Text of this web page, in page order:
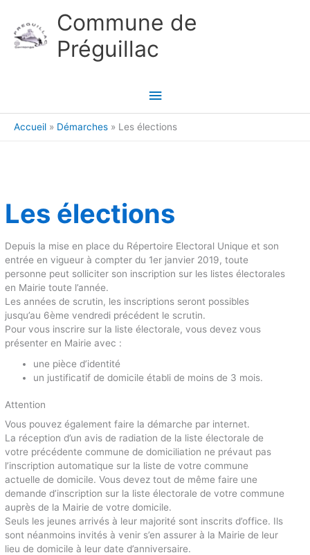
Commune de
Préguillac
Menu
principal
Accueil Démarches Les élections
Les élections
Depuis la mise en place du Répertoire Electoral Unique et son
entrée en vigueur à compter du 1er janvier 2019, toute
personne peut solliciter son inscription sur les listes électorales
en Mairie toute l’année.
Les années de scrutin, les inscriptions seront possibles
jusqu’au 6ème vendredi précédent le scrutin.
Pour vous inscrire sur la liste électorale, vous devez vous
présenter en Mairie avec :
une pièce d’identité
un justificatif de domicile établi de moins de 3 mois.
Attention
Vous pouvez également faire la démarche par internet.
La réception d’un avis de radiation de la liste électorale de
votre précédente commune de domiciliation ne prévaut pas
l’inscription automatique sur la liste de votre commune
actuelle de domicile. Vous devez tout de même faire une
demande d’inscription sur la liste électorale de votre commune
auprès de la Mairie de votre domicile.
Seuls les jeunes arrivés à leur majorité sont inscrits d’office. Ils
sont néanmoins invités à venir s’en assurer à la Mairie de leur
lieu de domicile à leur date d’anniversaire.